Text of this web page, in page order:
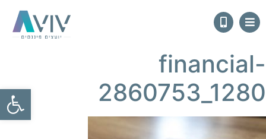
financial-
2860753_1280